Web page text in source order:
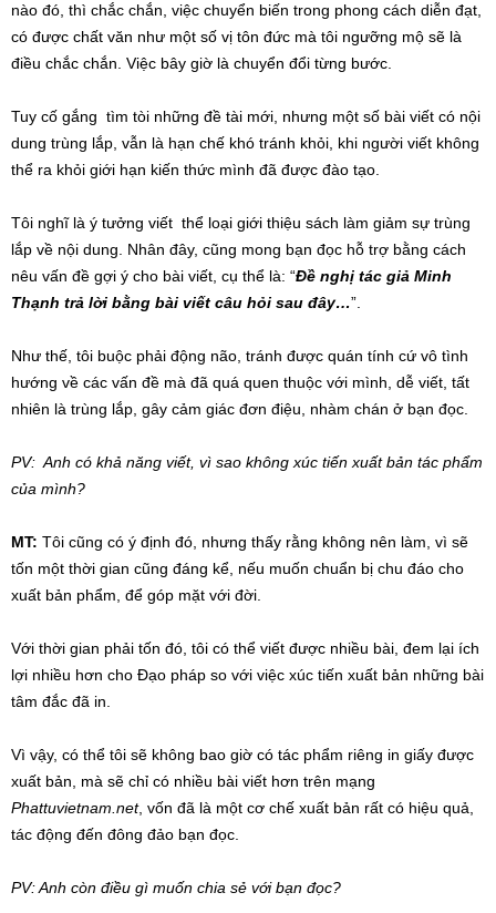
nào đó, thì chắc chắn, việc chuyển biến trong phong cách diễn đạt,
có được chất văn như một số vị tôn đức mà tôi ngưỡng mộ sẽ là
điều chắc chắn. Việc bây giờ là chuyển đổi từng bước.
Tuy cố gắng tìm tòi những đề tài mới, nhưng một số bài viết có nội
dung trùng lắp, vẫn là hạn chế khó tránh khỏi, khi người viết không
thể ra khỏi giới hạn kiến thức mình đã được đào tạo.
Tôi nghĩ là ý tưởng viết thể loại giới thiệu sách làm giảm sự trùng
lắp về nội dung. Nhân đây, cũng mong bạn đọc hỗ trợ bằng cách
nêu vấn đề gợi ý cho bài viết, cụ thể là: “Đề nghị tác giả Minh
Thạnh trả lời bằng bài viết câu hỏi sau đây…”.
Như thế, tôi buộc phải động não, tránh được quán tính cứ vô tình
hướng về các vấn đề mà đã quá quen thuộc với mình, dễ viết, tất
nhiên là trùng lắp, gây cảm giác đơn điệu, nhàm chán ở bạn đọc.
PV: Anh có khả năng viết, vì sao không xúc tiến xuất bản tác phẩm
của mình?
MT: Tôi cũng có ý định đó, nhưng thấy rằng không nên làm, vì sẽ
tốn một thời gian cũng đáng kể, nếu muốn chuẩn bị chu đáo cho
xuất bản phẩm, để góp mặt với đời.
Với thời gian phải tốn đó, tôi có thể viết được nhiều bài, đem lại ích
lợi nhiều hơn cho Đạo pháp so với việc xúc tiến xuất bản những bài
tâm đắc đã in.
Vì vậy, có thể tôi sẽ không bao giờ có tác phẩm riêng in giấy được
xuất bản, mà sẽ chỉ có nhiều bài viết hơn trên mạng
Phattuvietnam.net, vốn đã là một cơ chế xuất bản rất có hiệu quả,
tác động đến đông đảo bạn đọc.
PV: Anh còn điều gì muốn chia sẻ với bạn đọc?